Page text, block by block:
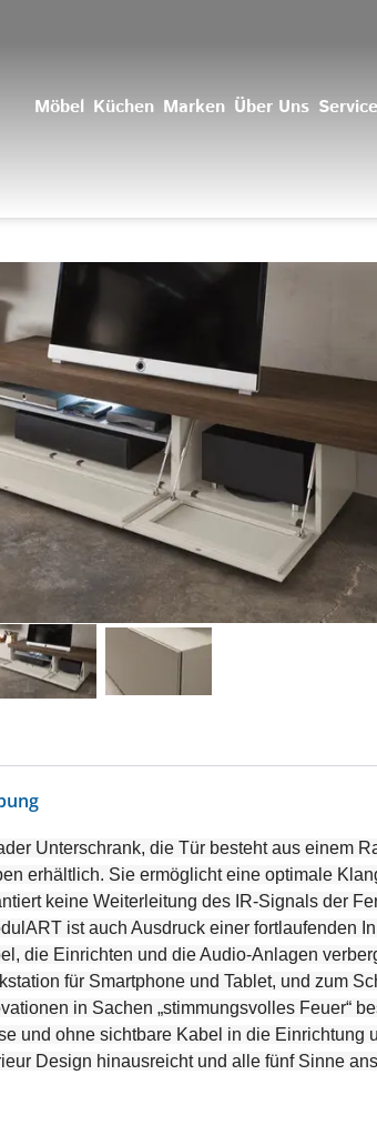
Möbel Küchen Marken Über Uns Service
Unterschrank, die Tür besteht aus einem
erhältlich. Sie ermöglicht eine optimale
keine Weiterleitung des IR-Signals der
ist auch Ausdruck einer fortlaufenden
die Einrichten und die Audio-Anlagen
für Smartphone und Tablet, und zum
in Sachen „stimmungsvolles Feuer“
und ohne sichtbare Kabel in die Einrichtung
Design hinausreicht und alle fünf Sinne